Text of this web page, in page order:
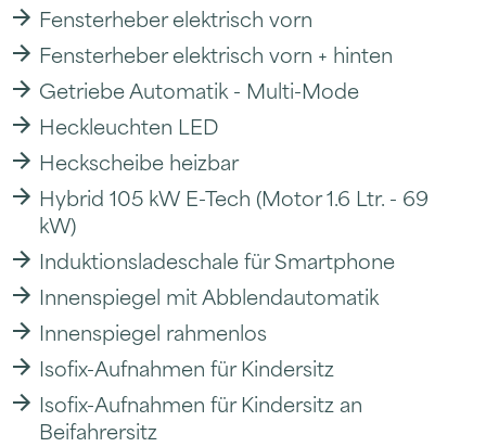
Fensterheber elektrisch vorn
Fensterheber elektrisch vorn + hinten
Getriebe Automatik - Multi-Mode
Heckleuchten LED
Heckscheibe heizbar
Hybrid 105 kW E-Tech (Motor 1.6 Ltr. - 69
kW)
Induktionsladeschale für Smartphone
Innenspiegel mit Abblendautomatik
Innenspiegel rahmenlos
Isofix-Aufnahmen für Kindersitz
Isofix-Aufnahmen für Kindersitz an
Beifahrersitz